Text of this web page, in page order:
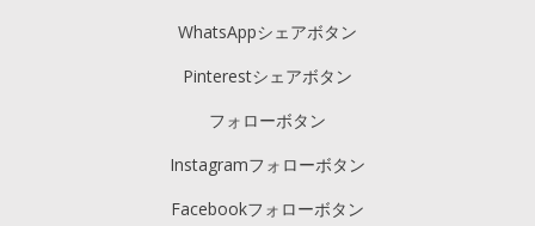
WhatsAppシェアボタン
Pinterestシェアボタン
フォローボタン
Instagramフォローボタン
Facebookフォローボタン